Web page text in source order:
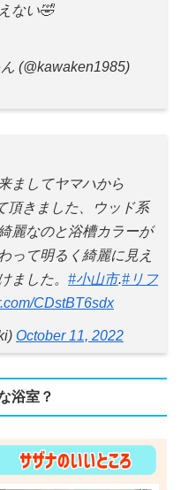
ない🤣
(@kawaken1985)
ましてヤマハから
頂きました、ウッド系
麗なのと浴槽カラーが
って明るく綺麗に見え
ました。 #小山市.#リフ
CDstBT6sdx
October 11, 2022
浴室？